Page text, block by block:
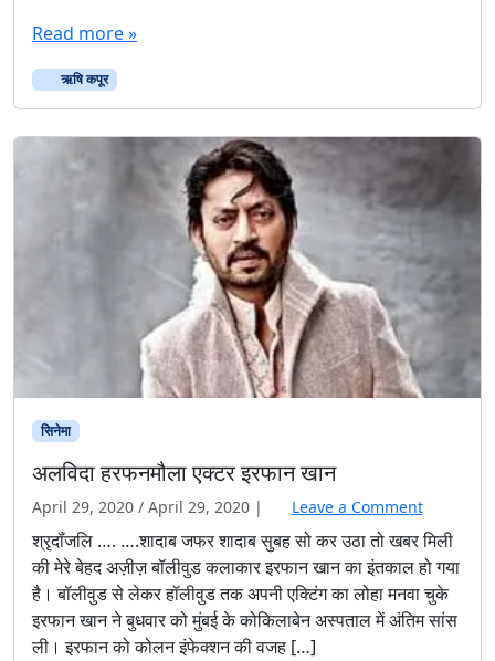
Read more »
ऋषि कपूर
सिनेमा
अलविदा हरफनमौला एक्टर इरफान खान
April 29, 2020 / April 29, 2020 | Leave a Comment
श्रृदॉंजलि …. ….शादाब जफर शादाब सुबह सो कर उठा तो खबर मिली
की मेरे बेहद अज़ीज़ बॉलीवुड कलाकार इरफान खान का इंतकाल हो गया
है। बॉलीवुड से लेकर हॉलीवुड तक अपनी एक्टिंग का लोहा मनवा चुके
इरफान खान ने बुधवार को मुंबई के कोकिलाबेन अस्पताल में अंतिम सांस
ली। इरफान को कोलन इंफेक्शन की वजह […]